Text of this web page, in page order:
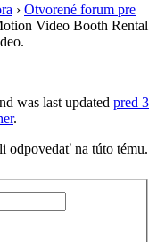
› Otvorené forum pre
Video Booth Rental
was last updated pred 3
.
odpovedať na túto tému.